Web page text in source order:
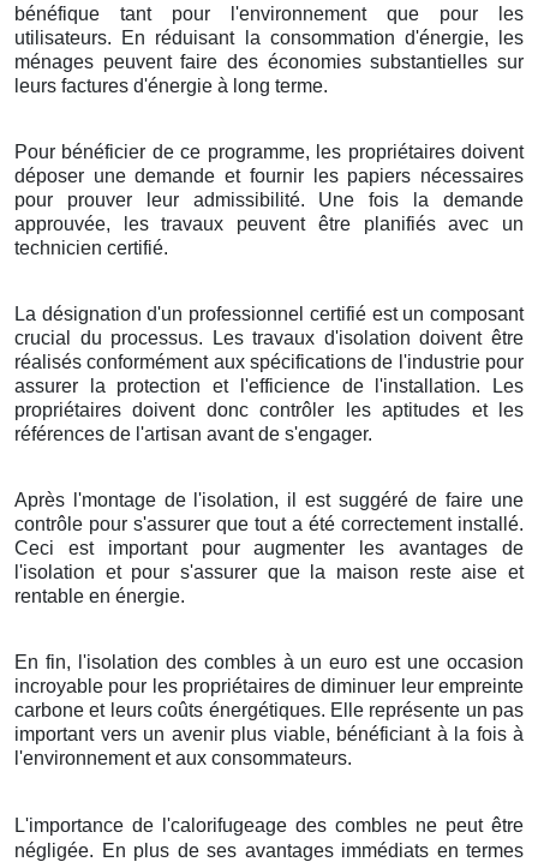
bénéfique tant pour l'environnement que pour les
utilisateurs. En réduisant la consommation d'énergie, les
ménages peuvent faire des économies substantielles sur
leurs factures d'énergie à long terme.
Pour bénéficier de ce programme, les propriétaires doivent
déposer une demande et fournir les papiers nécessaires
pour prouver leur admissibilité. Une fois la demande
approuvée, les travaux peuvent être planifiés avec un
technicien certifié.
La désignation d'un professionnel certifié est un composant
crucial du processus. Les travaux d'isolation doivent être
réalisés conformément aux spécifications de l'industrie pour
assurer la protection et l'efficience de l'installation. Les
propriétaires doivent donc contrôler les aptitudes et les
références de l'artisan avant de s'engager.
Après l'montage de l'isolation, il est suggéré de faire une
contrôle pour s'assurer que tout a été correctement installé.
Ceci est important pour augmenter les avantages de
l'isolation et pour s'assurer que la maison reste aise et
rentable en énergie.
En fin, l'isolation des combles à un euro est une occasion
incroyable pour les propriétaires de diminuer leur empreinte
carbone et leurs coûts énergétiques. Elle représente un pas
important vers un avenir plus viable, bénéficiant à la fois à
l'environnement et aux consommateurs.
L'importance de l'calorifugeage des combles ne peut être
négligée. En plus de ses avantages immédiats en termes